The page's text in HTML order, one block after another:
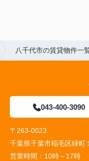
八千代市の賃貸物件一
043-400-3090
〒263-0023
千葉県千葉市稲毛区緑町
営業時間： 10時～17時